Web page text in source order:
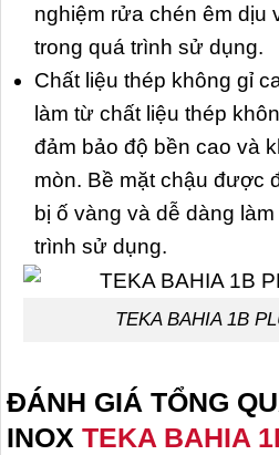
nghiệm rửa chén êm dịu
trong quá trình sử dụng.
Chất liệu thép không gỉ
làm từ chất liệu thép
đảm bảo độ bền cao và
mòn. Bề mặt chậu được
bị ố vàng và dễ dàng
trình sử dụng.
TEKA BAHIA 1B
ĐÁNH GIÁ TỔNG
INOX TEKA BAHIA